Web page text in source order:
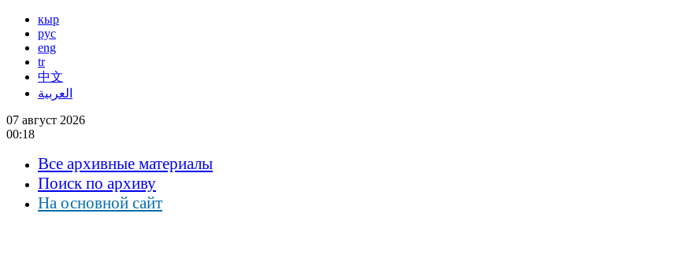
кыр
рус
eng
tr
中文
العربية
07 август 2026
00:18
Все архивные материалы
Поиск по архиву
На основной сайт